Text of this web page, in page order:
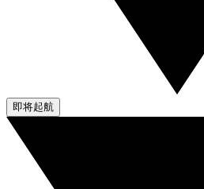
即将起航